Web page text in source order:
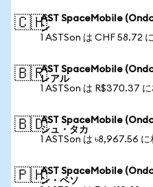
🇨🇭AST SpaceMobile
ン
1 ASTSon は CHF 58.72
🇧🇷AST SpaceMobile
レアル
1 ASTSon は R$370.37 に
🇧🇩AST SpaceMobile
シュ・タカ
1 ASTSon は ৳8,967.56 に
🇵🇭AST SpaceMobile
ン・ペソ